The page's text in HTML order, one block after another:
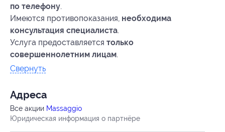
по телефону.
Имеются противопоказания, необходима
консультация специалиста.
Услуга предоставляется только
совершеннолетним лицам.
Свернуть
Адресa
Все акции Massaggio
Юридическая информация о партнёре